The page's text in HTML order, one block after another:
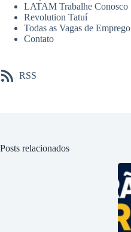
LATAM Trabalhe Conosco
Revolution Tatuí
Todas as Vagas de Emprego
Contato
RSS
Posts relacionados